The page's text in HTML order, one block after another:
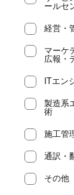
ールセ
経営・
マーケ
広報・
ITエン
製造系
術
施工管
通訳・
その他